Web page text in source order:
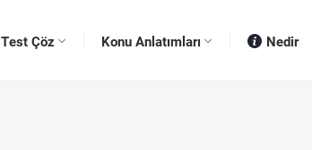
Test Çöz Konu Anlatımları Nedir